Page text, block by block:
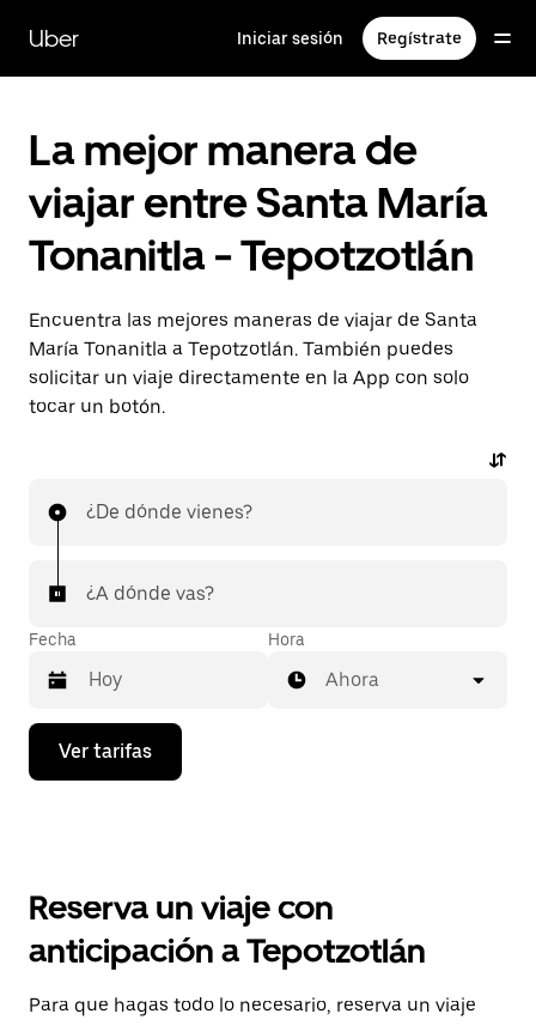
contenido
principal
Uber Iniciar sesión Regístrate
La mejor manera de
viajar entre Santa María
Tonanitla - Tepotzotlán
Encuentra las mejores maneras de viajar de Santa
María Tonanitla a Tepotzotlán. También puedes
solicitar un viaje directamente en la App con solo
tocar un botón.
¿De dónde vienes?
¿A dónde vas?
Fecha
Presiona
flecha
el
y
selecciona
una
fecha.
Hora
Ahora
Ver tarifas
Reserva un viaje con
anticipación a Tepotzotlán
Para que hagas todo lo necesario, reserva un viaje